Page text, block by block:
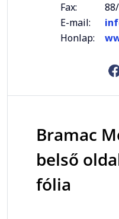
Fax:
E-mail:
Honlap:
Bramac
belső
fólia